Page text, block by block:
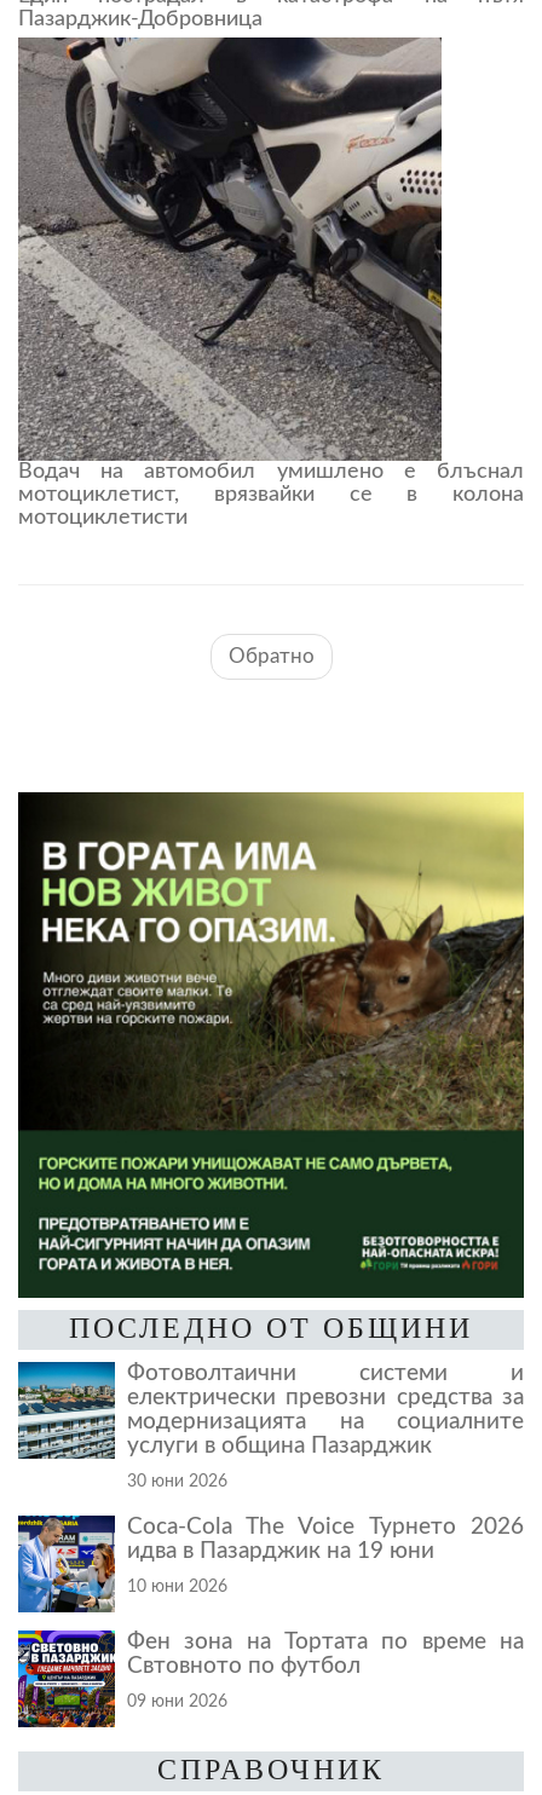
Пазарджик-Добровница
Водач на автомобил умишлено е блъснал
мотоциклетист, врязвайки се в колона
мотоциклетисти
Обратно
ПОСЛЕДНО ОТ ОБЩИНИ
Фотоволтаични системи и
електрически превозни средства за
модернизацията на социалните
услуги в община Пазарджик
30 юни 2026
Coca-Cola The Voice Турнето 2026
идва в Пазарджик на 19 юни
10 юни 2026
Фен зона на Тортата по време на
Свтовното по футбол
09 юни 2026
СПРАВОЧНИК